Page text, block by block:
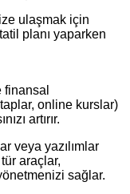
ulaşmak için
planı yaparken
online kurslar)
artırır.
veya yazılımlar
araçlar,
sağlar.